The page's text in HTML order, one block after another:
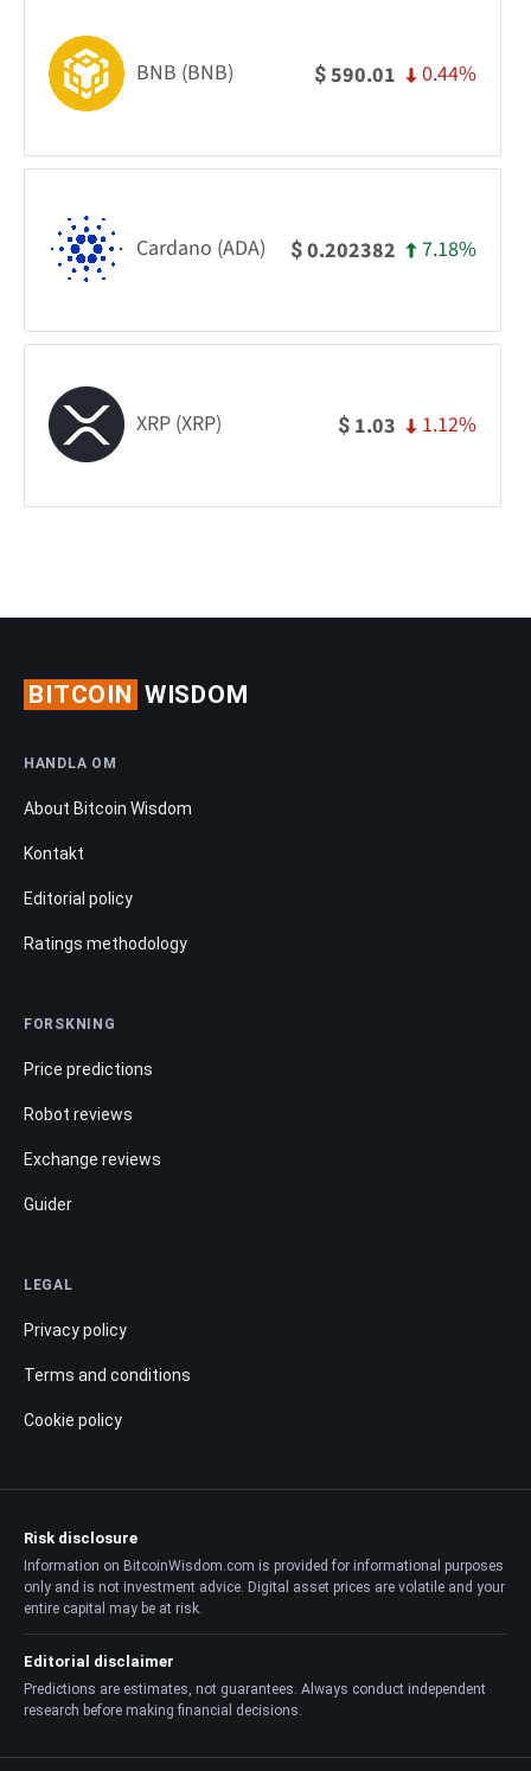
BNB (BNB) $590.01 0.44%
Cardano (ADA) $0.202382 7.18%
XRP (XRP) $ 1.03 1.12%
BITCOIN WISDOM
HANDLA OM
About Bitcoin Wisdom
Kontakt
Editorial policy
Ratings methodology
FORSKNING
Price predictions
Robot reviews
Exchange reviews
Guider
LEGAL
Privacy policy
Terms and conditions
Cookie policy
Risk disclosure
Information on BitcoinWisdom.com is provided for informational purposes
only and is not investment advice. Digital asset prices are volatile and your
entire capital may be at risk.
Editorial disclaimer
Predictions are estimates, not guarantees. Always conduct independent
research before making financial decisions.